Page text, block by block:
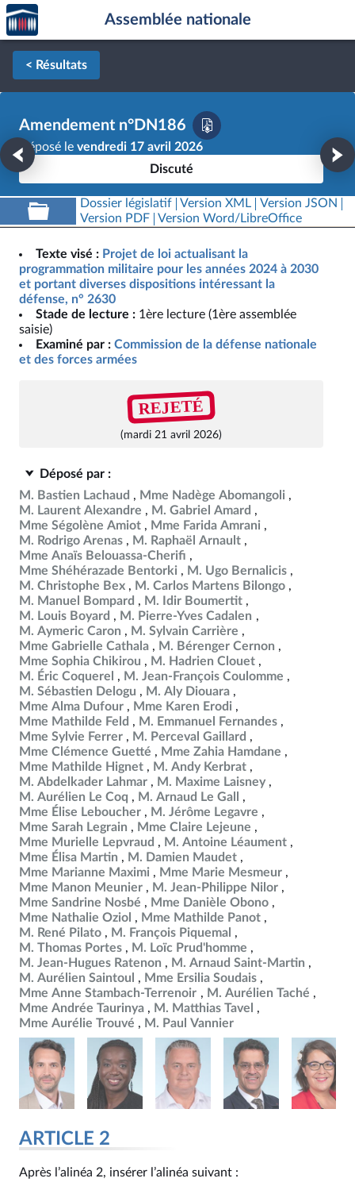
Aller au contenu
Aller en bas de la page
Accèder
à la
page
d'accueil
Assemblée nationale
< Résultats
Amendement n°DN186
Déposé le vendredi 17 avril 2026
Discuté
Dossier législatif Version XML
Version JSON
Version PDF
Version Word/LibreOffice
Texte visé : Projet de loi actualisant la
programmation militaire pour les années 2024 à 2030
et portant diverses dispositions intéressant la
défense, n° 2630
Stade de lecture : 1ère lecture (1ère assemblée
saisie)
Examiné par : Commission de la défense nationale
et des forces armées
REJETÉ
(mardi 21 avril 2026)
Déposé par :
M. Bastien Lachaud
Mme Nadège Abomangoli
M. Laurent Alexandre
M. Gabriel Amard
Mme Ségolène Amiot
Mme Farida Amrani
M. Rodrigo Arenas
M. Raphaël Arnault
Mme Anaïs Belouassa-Cherifi
Mme Shéhérazade Bentorki
M. Ugo Bernalicis
M. Christophe Bex
M. Carlos Martens Bilongo
M. Manuel Bompard
M. Idir Boumertit
M. Louis Boyard
M. Pierre-Yves Cadalen
M. Aymeric Caron
M. Sylvain Carrière
Mme Gabrielle Cathala
M. Bérenger Cernon
Mme Sophia Chikirou
M. Hadrien Clouet
M. Éric Coquerel
M. Jean-François Coulomme
M. Sébastien Delogu
M. Aly Diouara
Mme Alma Dufour
Mme Karen Erodi
Mme Mathilde Feld
M. Emmanuel Fernandes
Mme Sylvie Ferrer
M. Perceval Gaillard
Mme Clémence Guetté
Mme Zahia Hamdane
Mme Mathilde Hignet
M. Andy Kerbrat
M. Abdelkader Lahmar
M. Maxime Laisney
M. Aurélien Le Coq
M. Arnaud Le Gall
Mme Élise Leboucher
M. Jérôme Legavre
Mme Sarah Legrain
Mme Claire Lejeune
Mme Murielle Lepvraud
M. Antoine Léaument
Mme Élisa Martin
M. Damien Maudet
Mme Marianne Maximi
Mme Marie Mesmeur
Mme Manon Meunier
M. Jean-Philippe Nilor
Mme Sandrine Nosbé
Mme Danièle Obono
Mme Nathalie Oziol
Mme Mathilde Panot
M. René Pilato
M. François Piquemal
M. Thomas Portes
M. Loïc Prud'homme
M. Jean-Hugues Ratenon
M. Arnaud Saint-Martin
M. Aurélien Saintoul
Mme Ersilia Soudais
Mme Anne Stambach-Terrenoir
M. Aurélien Taché
Mme Andrée Taurinya
M. Matthias Tavel
Mme Aurélie Trouvé
M. Paul Vannier
ARTICLE 2
Après l’alinéa 2, insérer l’alinéa suivant :